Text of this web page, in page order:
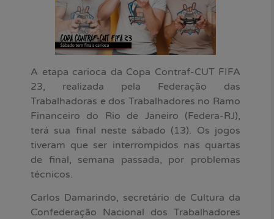
A etapa carioca da Copa Contraf-CUT FIFA
23, realizada pela Federação das
Trabalhadoras e dos Trabalhadores no Ramo
Financeiro do Rio de Janeiro (Federa-RJ),
terá sua final neste sábado (13). Os jogos
tiveram que ser interrompidos nas quartas
de final, semana passada, por problemas
técnicos.
Carlos Damarindo, secretário de Cultura da
Confederação Nacional dos Trabalhadores